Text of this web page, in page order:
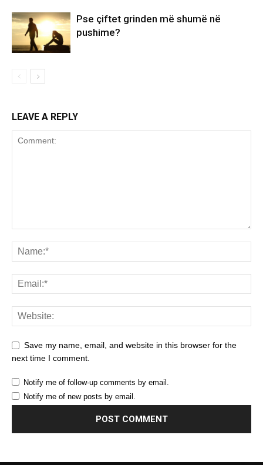
Pse çiftet grinden më shumë në
pushime?
LEAVE A REPLY
Save my name, email, and website in this browser for the
next time I comment.
Notify me of follow-up comments by email.
Notify me of new posts by email.